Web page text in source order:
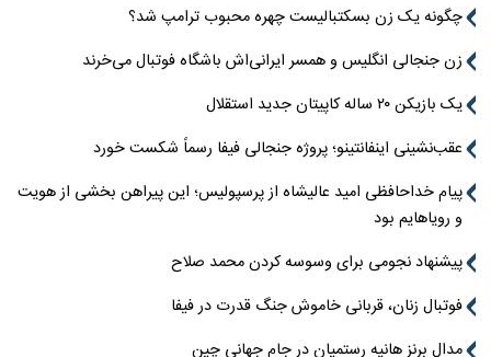
چگونه یک زن بسکتبالیست چهره محبوب ترامپ شد؟
زن جنجالی انگلیس و همسر ایرانی‌اش باشگاه فوتبال می‌خرند
یک بازیکن ۲۰ ساله کاپیتان جدید استقلال
عقب‌نشینی اینفانتینو؛ پروژه جنجالی فیفا رسماً شکست خورد
پیام خداحافظی امید عالیشاه از پرسپولیس؛ این پیراهن بخشی از هویت
و رویاهایم بود
پیشنهاد نجومی برای وسوسه کردن محمد صلاح
فوتبال زنان، قربانی خاموش جنگ قدرت در فیفا
مدال برنز هانیه رستمیان در جام جهانی چین